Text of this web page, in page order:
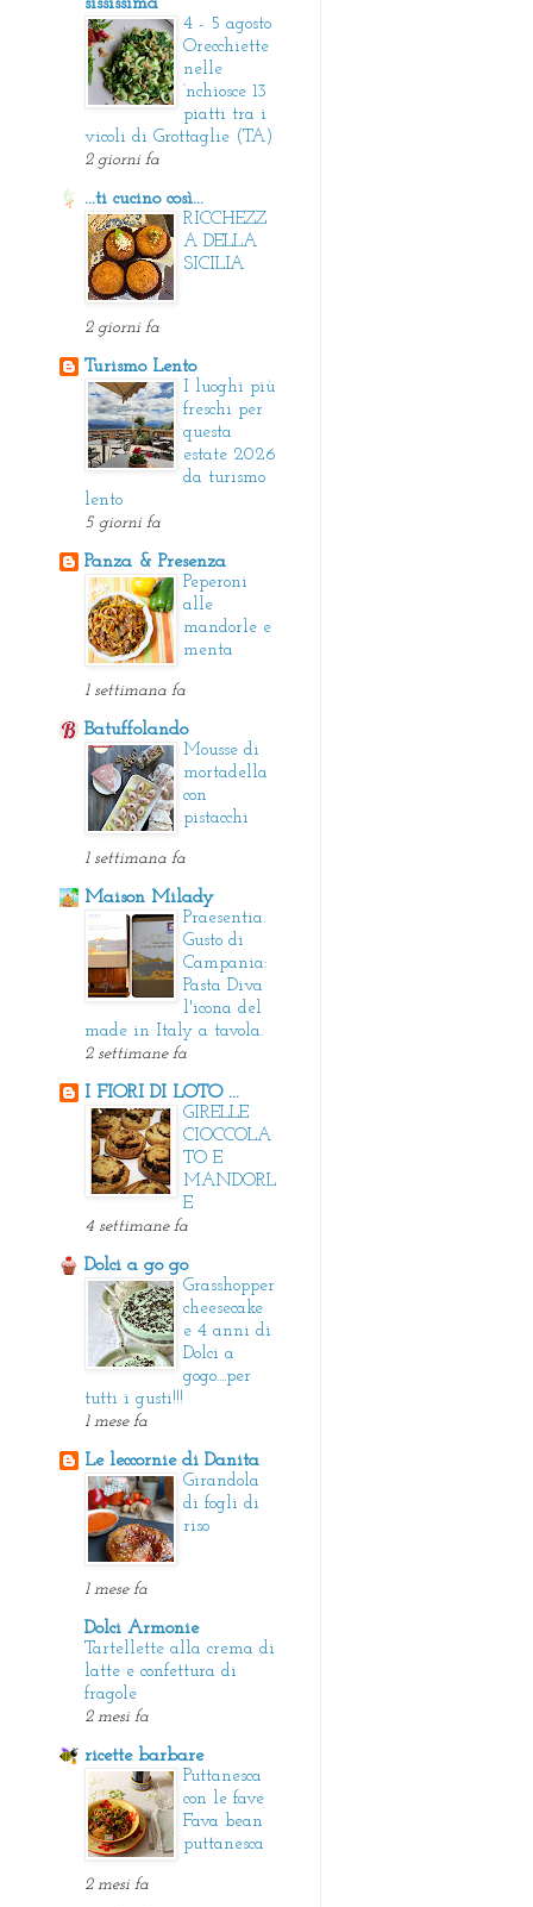
4 - 5 agosto
Orecchiette
nelle
‘nchiosce 13
piatti tra i
vicoli di Grottaglie (TA)
2 giorni fa
...ti cucino così...
RICCHEZZ
A DELLA
SICILIA
2 giorni fa
Turismo Lento
I luoghi più
freschi per
questa
estate 2026
da turismo
lento
5 giorni fa
Panza & Presenza
Peperoni
alle
mandorle e
menta
1 settimana fa
Batuffolando
Mousse di
mortadella
con
pistacchi
1 settimana fa
Maison Milady
Praesentia.
Gusto di
Campania:
Pasta Diva
l'icona del
made in Italy a tavola.
2 settimane fa
I FIORI DI LOTO ...
GIRELLE
CIOCCOLA
TO E
MANDORL
E
4 settimane fa
Dolci a go go
Grasshopper
cheesecake
e 4 anni di
Dolci a
gogo....per
tutti i gusti!!!
1 mese fa
Le leccornie di Danita
Girandola
di fogli di
riso
1 mese fa
Dolci Armonie
Tartellette alla crema di
latte e confettura di
fragole
2 mesi fa
ricette barbare
Puttanesca
con le fave
Fava bean
puttanesca
2 mesi fa